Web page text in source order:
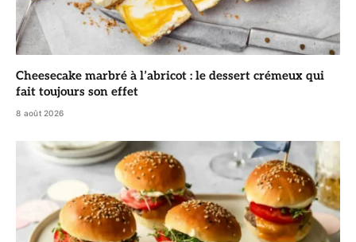
Cheesecake marbré à l’abricot : le dessert crémeux qui
fait toujours son effet
8 août 2026